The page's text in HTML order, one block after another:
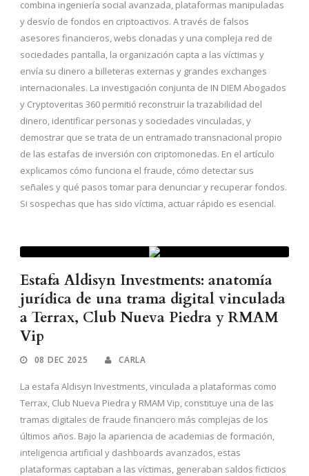
combina ingeniería social avanzada, plataformas manipuladas
y desvío de fondos en criptoactivos. A través de falsos
asesores financieros, webs clonadas y una compleja red de
sociedades pantalla, la organización capta a las víctimas y
envía su dinero a billeteras externas y grandes exchanges
internacionales. La investigación conjunta de IN DIEM Abogados
y Cryptoveritas 360 permitió reconstruir la trazabilidad del
dinero, identificar personas y sociedades vinculadas, y
demostrar que se trata de un entramado transnacional propio
de las estafas de inversión con criptomonedas. En el artículo
explicamos cómo funciona el fraude, cómo detectar sus
señales y qué pasos tomar para denunciar y recuperar fondos.
Si sospechas que has sido víctima, actuar rápido es esencial.
Estafa Aldisyn Investments: anatomía
jurídica de una trama digital vinculada
a Terrax, Club Nueva Piedra y RMAM
Vip
08 DEC 2025 CARLA
La estafa Aldisyn Investments, vinculada a plataformas como
Terrax, Club Nueva Piedra y RMAM Vip, constituye una de las
tramas digitales de fraude financiero más complejas de los
últimos años. Bajo la apariencia de academias de formación,
inteligencia artificial y dashboards avanzados, estas
plataformas captaban a las víctimas, generaban saldos ficticios